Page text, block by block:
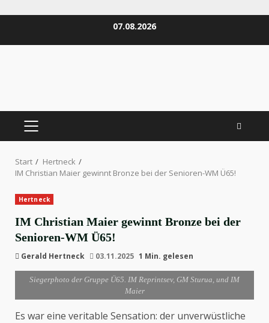
07.08.2026
PRIMÄRES
Start
Hertneck
IM Christian Maier gewinnt Bronze bei der Senioren-WM Ü65!
Hertneck
IM Christian Maier gewinnt Bronze bei der
Senioren-WM Ü65!
Gerald Hertneck 03.11.2025 1 Min. gelesen
Siegerphoto der Gruppe Ü65. IM Reprintsev, GM Sturua, und IM
Maier
Es war eine veritable Sensation: der unverwüstliche